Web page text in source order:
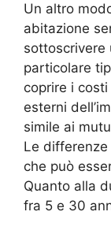
Un altro
abitazione
sottoscrivere
particolare
coprire i
esterni
simile ai
Le
che può
Quanto alla
fra 5 e 30